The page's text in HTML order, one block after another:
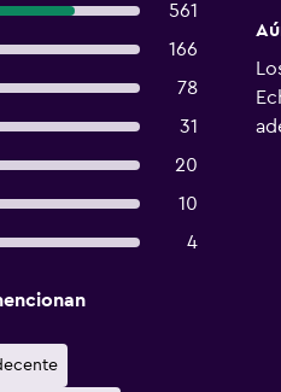
561
166
78
31
20
10
4